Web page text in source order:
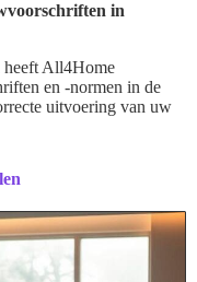
in
heeft All4Home
en -normen in de
uitvoering van uw